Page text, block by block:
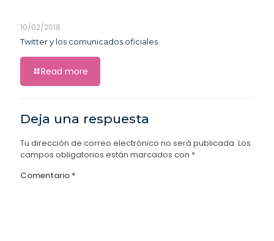
10/02/2018
Twitter y los comunicados oficiales
Read more
Deja una respuesta
Tu dirección de correo electrónico no será publicada. Los
campos obligatorios están marcados con *
Comentario *